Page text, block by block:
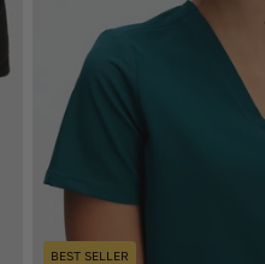
BEST SELLER